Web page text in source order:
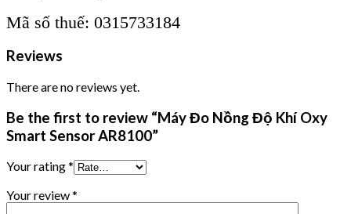
Mã số thuế: 0315733184
Reviews
There are no reviews yet.
Be the first to review “Máy Đo Nồng Độ Khí Oxy
Smart Sensor AR8100”
Your rating*
Your review*